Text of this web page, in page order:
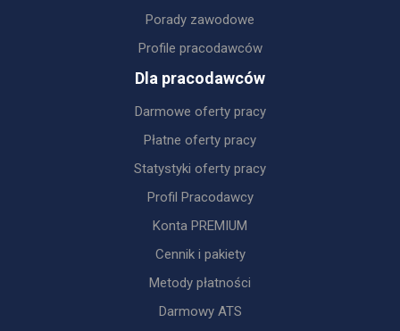
Porady zawodowe
Profile pracodawców
Dla pracodawców
Darmowe oferty pracy
Płatne oferty pracy
Statystyki oferty pracy
Profil Pracodawcy
Konta PREMIUM
Cennik i pakiety
Metody płatności
Darmowy ATS